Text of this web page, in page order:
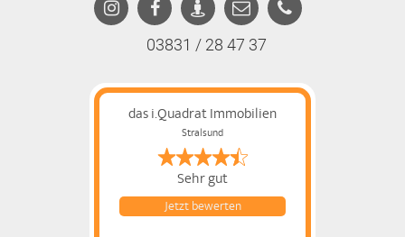
03831 / 28 47 37
das i.Quadrat Immobilien
Stralsund
Sehr gut
Jetzt bewerten